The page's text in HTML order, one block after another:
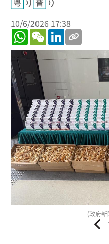
10/6/2026 17:38
WhatsApp
WeChatLinkedIn
(政府